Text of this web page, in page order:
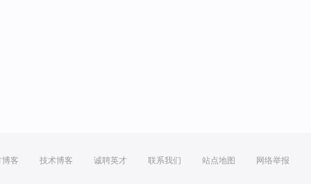
博客 技术博客 诚聘英才 联系我们 站点地图 网络举报